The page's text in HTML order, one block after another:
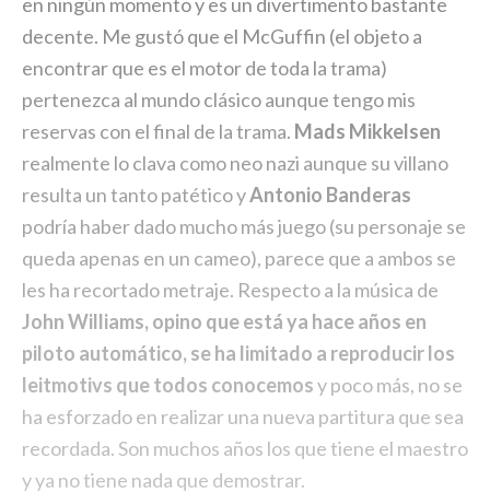
decente. Me gustó que el McGuffin (el objeto a
encontrar que es el motor de toda la trama)
pertenezca al mundo clásico aunque tengo mis
reservas con el final de la trama. Mads Mikkelsen
realmente lo clava como neo nazi aunque su villano
resulta un tanto patético yAntonio Banderas
podría haber dado mucho más juego (su personaje se
queda apenas en un cameo), parece que a ambos se
les ha recortado metraje. Respecto a la música de
John Williams, opino que está ya hace años en
piloto automático, se ha limitado a reproducir los
leitmotivs que todos conocemosy poco más, no se
ha esforzado en realizar una nueva partitura que sea
recordada. Son muchos años los que tiene el maestro
y ya no tiene nada que demostrar.